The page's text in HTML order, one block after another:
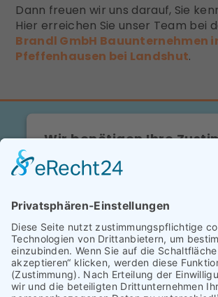
Dann freuen wir uns darauf, Sie
Hier erreichen Sie unser Team bei
Brandl GmbH Bauunternehmen
Pfeffenhausen bei Landshut.
Wir benötigen Ihre
Drittanbieters, um Karteninhalte
Dieser Service kann Daten zu Ihren
sammeln. Bitte lesen Sie die
stimmen Sie der Nutzung des
diese Karte anzuzeigen.